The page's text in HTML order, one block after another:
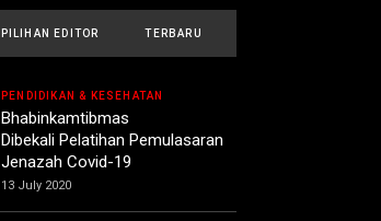
PILIHAN EDITOR TERBARU
PENDIDIKAN & KESEHATAN
Bhabinkamtibmas
Dibekali Pelatihan Pemulasaran
Jenazah Covid-19
13 July 2020